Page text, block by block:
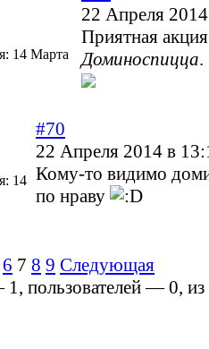
14 Марта
22 Апреля
Приятная
Доминоспицца.
14
#70
22 Апреля 2014 в
Кому-то видимо
по нраву
6 7 8 9 Следующая
1, пользователей —0,